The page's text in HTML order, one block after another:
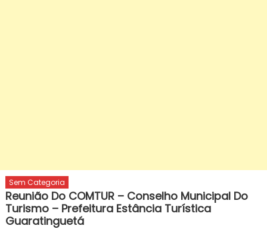
Sem Categoria
Reunião Do COMTUR – Conselho Municipal Do
Turismo – Prefeitura Estância Turística
Guaratinguetá